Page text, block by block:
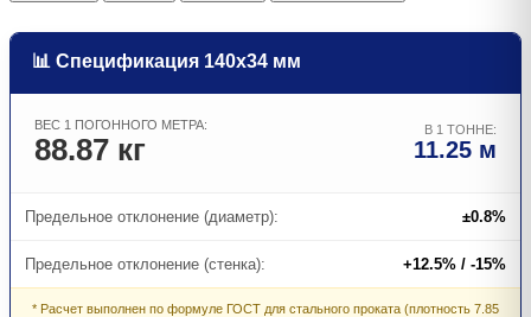
📊 Спецификация 140х34 мм
ВЕС 1 ПОГОННОГО МЕТРА:
88.87 кг
В 1 ТОННЕ:
11.25 м
Предельное отклонение (диаметр): ±0.8%
Предельное отклонение (стенка): +12.5% / -15%
* Расчет выполнен по формуле ГОСТ для стального проката (плотность 7.85